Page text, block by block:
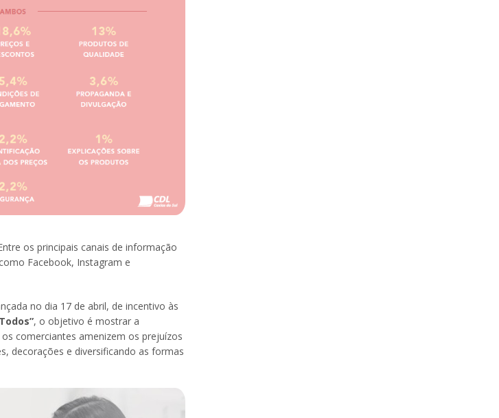
os principais canais de informação
Facebook, Instagram e
no dia 17 de abril, de incentivo às
, o objetivo é mostrar a
comerciantes amenizem os prejuízos
decorações e diversificando as formas